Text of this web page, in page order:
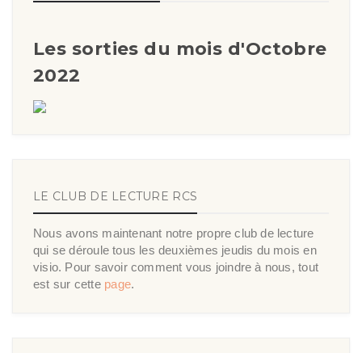
Les sorties du mois d'Octobre
2022
LE CLUB DE LECTURE RCS
Nous avons maintenant notre propre club de lecture
qui se déroule tous les deuxièmes jeudis du mois en
visio. Pour savoir comment vous joindre à nous, tout
est sur cette page.